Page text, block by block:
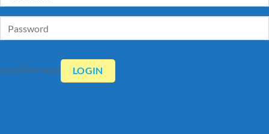
Lost Password